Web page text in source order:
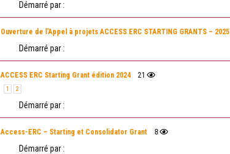
Démarré par :
Ouverture de l’Appel à projets ACCESS ERC STARTING GRANTS – 2025
Démarré par :
ACCESS ERC Starting Grant édition 2024 21
1 2
Démarré par :
Access-ERC – Starting et Consolidator Grant 8
Démarré par :